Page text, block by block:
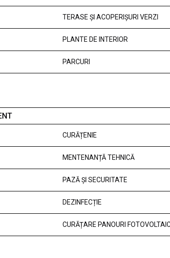
TERASE ȘI ACOPERIȘURI VERZI
PLANTE DE INTERIOR
PARCURI
CURĂȚENIE
MENTENANȚĂ TEHNICĂ
PAZĂ ȘI SECURITATE
DEZINFECȚIE
CURĂȚARE PANOURI